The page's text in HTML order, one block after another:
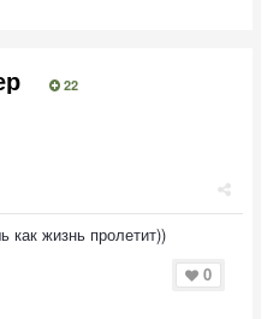
22
как жизнь пролетит))
0